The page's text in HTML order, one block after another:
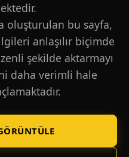
oluşturulan bu sayfa,
anlaşılır biçimde
şekilde aktarmayı
daha verimli hale